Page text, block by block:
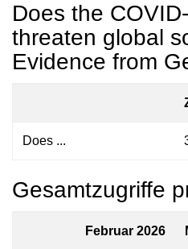
Does the
threaten global
Evidence from
Does ...
Gesamtzugriffe
Februar 2026